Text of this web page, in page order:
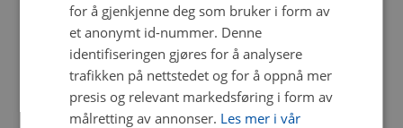
for å gjenkjenne deg som bruker i form av
et anonymt id-nummer. Denne
identifiseringen gjøres for å analysere
trafikken på nettstedet og for å oppnå mer
presis og relevant markedsføring i form av
målretting av annonser. Les mer i vår